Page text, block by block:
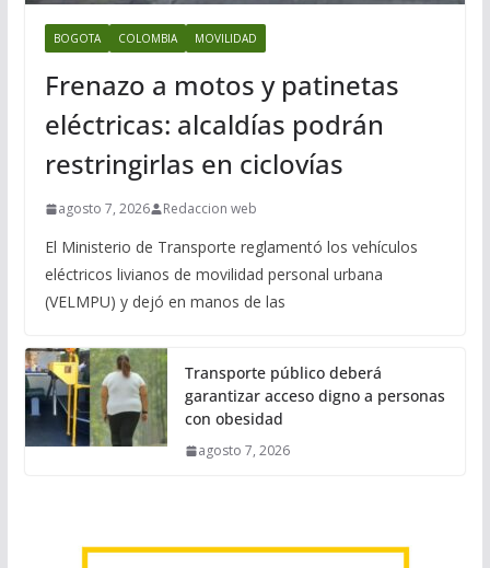
BOGOTA COLOMBIA MOVILIDAD
Frenazo a motos y patinetas
eléctricas: alcaldías podrán
restringirlas en ciclovías
agosto 7, 2026 Redaccion web
El Ministerio de Transporte reglamentó los vehículos
eléctricos livianos de movilidad personal urbana
(VELMPU) y dejó en manos de las
Transporte público deberá
garantizar acceso digno a personas
con obesidad
agosto 7, 2026